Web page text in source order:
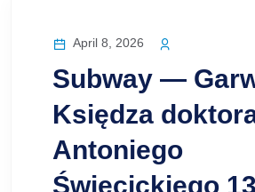
April 8, 2026
Subway —
Księdza
Antoniego
Święcickiego 13